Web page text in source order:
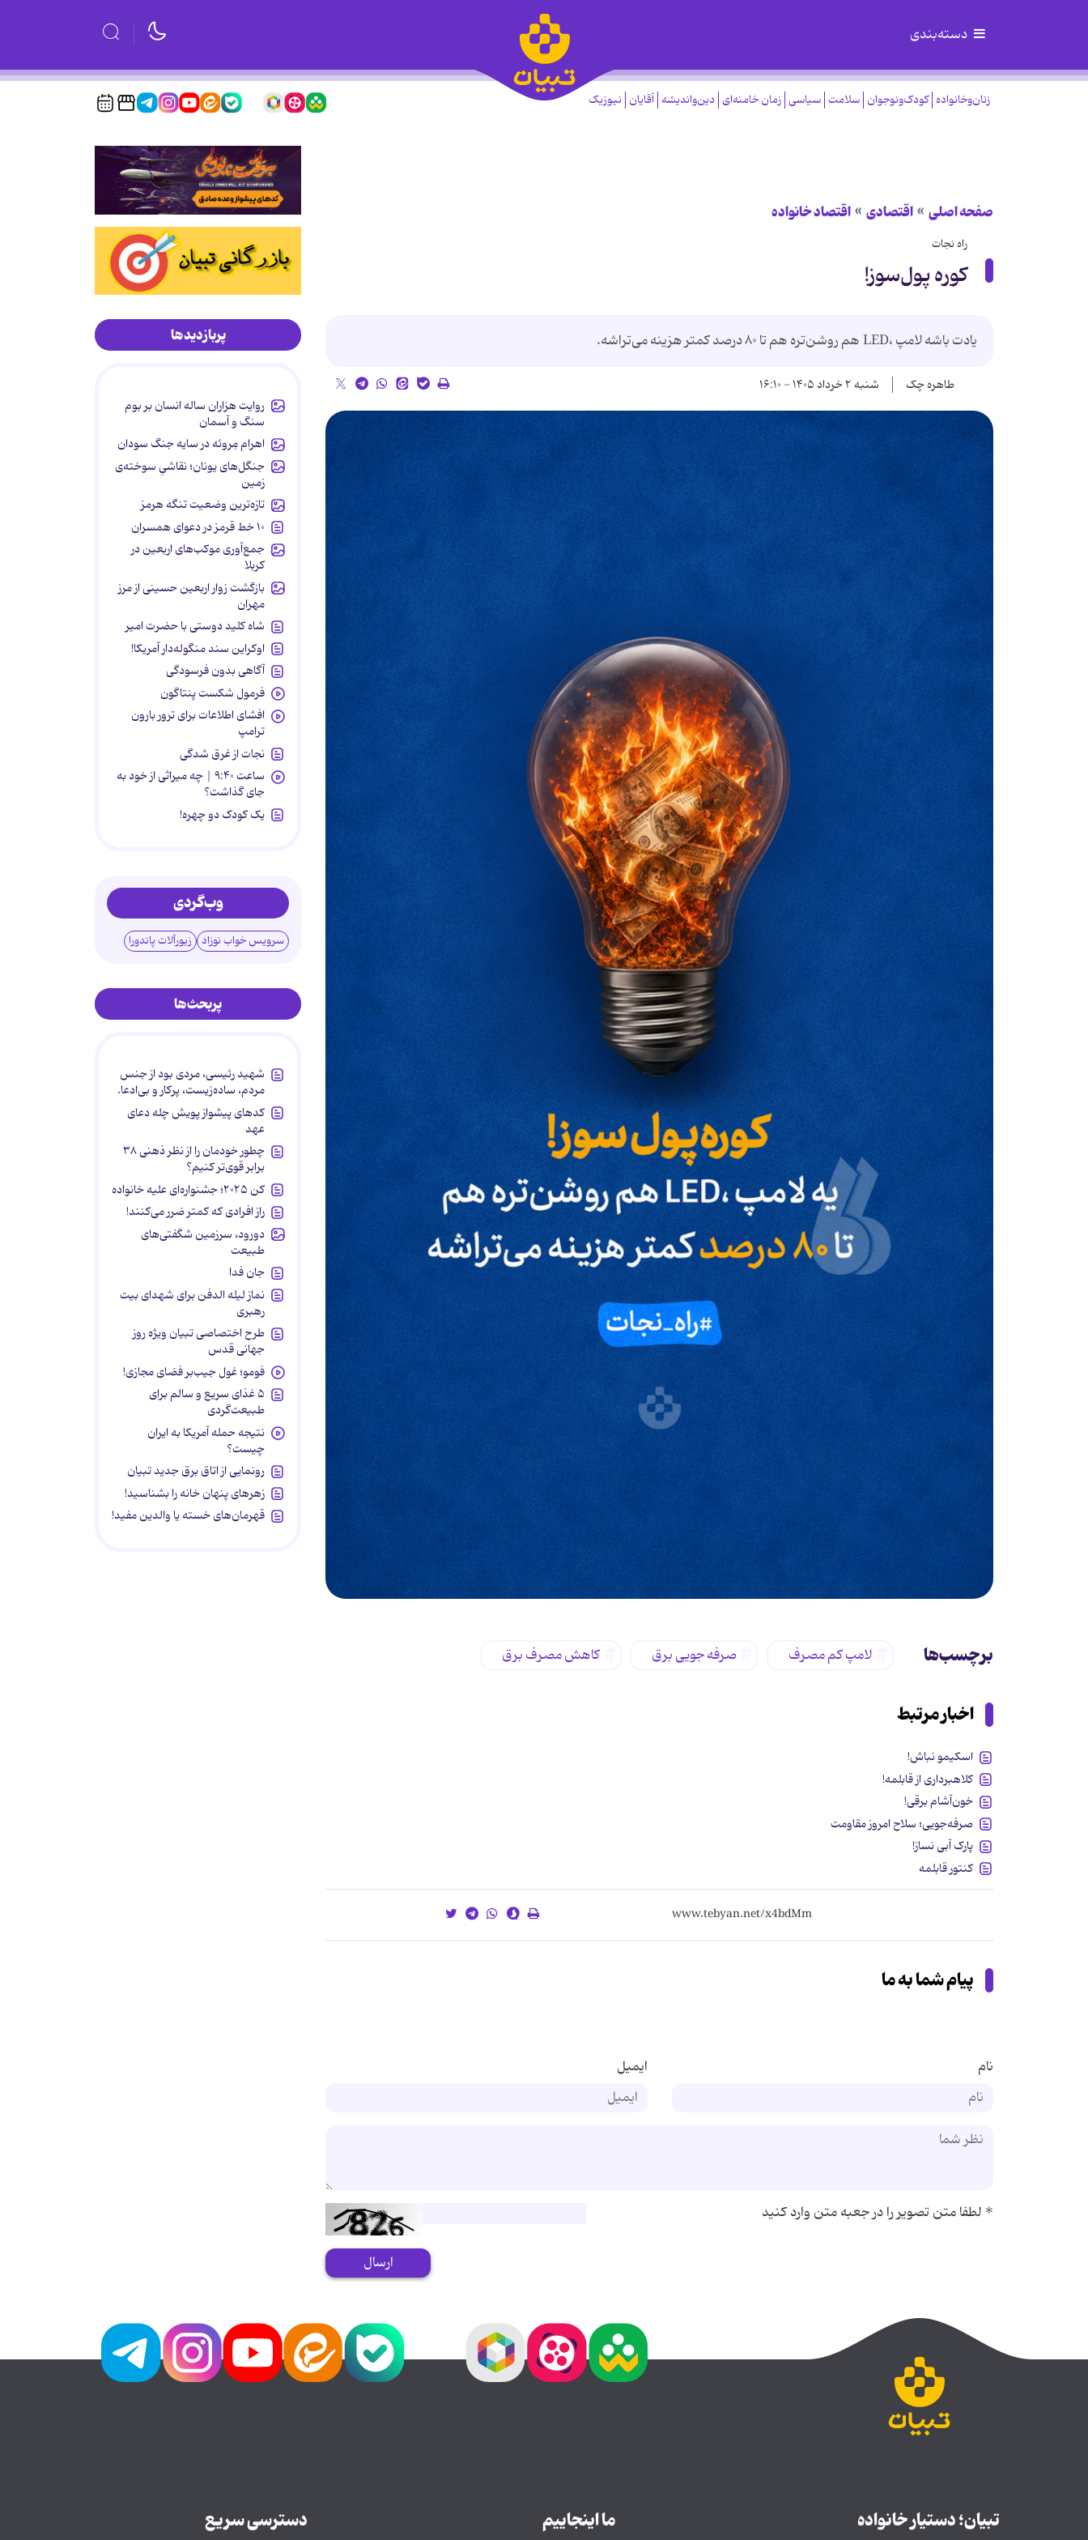
دسته‌بندی
زنان‌وخانواده کودک‌ونوجوان سلامت سیاسی زمان خامنه‌ای دین‌واندیشه آقایان نیوزیک
صفحه اصلی اقتصادی اقتصاد خانواده
راه نجات
کوره پول‌سوز!
یادت باشه لامپ ،LED هم روشن‌تره هم تا ۸۰ درصد کمتر هزینه می‌تراشه.
طاهره چک شنبه ۲ خرداد ۱۴۰۵ - ۱۶:۱۰
برچسب‌ها لامپ کم مصرف صرفه جویی برق کاهش مصرف برق
اخبار مرتبط
اسکیمو نباش!
کلاهبرداری از قابلمه!
خون‌آشام برقی!
صرفه‌جویی؛ سلاح امروز مقاومت
پارک آبی نساز!
کنتور قابلمه
پیام شما به ما
نام ایمیل
*لطفا متن تصویر را در جعبه متن وارد کنید
ارسال
پربازدیدها
روایت هزاران ساله انسان بر بوم
سنگ و آسمان
اهرام مِروئه در سایه جنگ سودان
جنگل‌های یونان؛ نقاشیِ سوخته‌ی
زمین
تازه‌ترین وضعیت تنگه هرمز
۱۰ خط قرمز در دعوای همسران
جمع‌آوری موکب‌های اربعین در
کربلا
بازگشت زوار اربعین حسینی از مرز
مهران
شاه کلید دوستی با حضرت امیر
اوکراین سند منگوله‌دار آمریکا!
آگاهی بدون فرسودگی
فرمول شکست پنتاگون
افشای اطلاعات برای ترور بارون
ترامپ
نجات از غرق شدگی
ساعت ۹:۴۰ | چه میراثی از خود به
جای گذاشت؟
یک کودک دو چهره!
وب‌گردی
سرویس خواب نوزاد زیورآلات پاندورا
پربحث‌ها
شهید رئیسی، مردی بود از جنس
مردم، ساده‌زیست، پرکار و بی‌ادعا.
کدهای پیشواز پویش چله دعای
عهد
چطور خودمان را از نظر ذهنی ۳۸
برابر قوی‌تر کنیم؟
کن ۲۰۲۵؛ جشنواره‌ای علیه خانواده
راز افرادی که کمتر ضرر می‌کنند!
دورود، سرزمین شگفتی‌های
طبیعت
جان فدا
نماز لیله الدفن برای شهدای بیت
رهبری
طرح اختصاصی تبیان ویژه روز
جهانی قدس
فومو؛ غول جیب‌بر فضای مجازی!
۵ غذای سریع و سالم برای
طبیعت‌گردی
نتیجه حمله آمریکا به ایران
چیست؟
رونمایی از اتاق برق جدید تبیان
زهرهای پنهان خانه را بشناسید!
قهرمان‌های خسته یا والدین مفید!
تبیان؛ دستیار خانواده ما اینجاییم دسترسی سریع